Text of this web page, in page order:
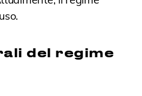
del regime